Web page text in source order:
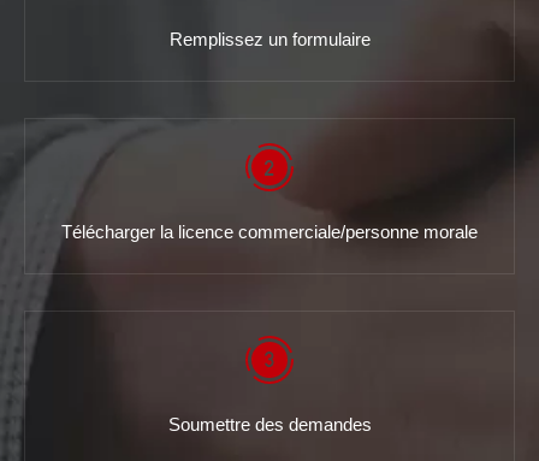
Remplissez un formulaire
Télécharger la licence commerciale/personne morale
Soumettre des demandes